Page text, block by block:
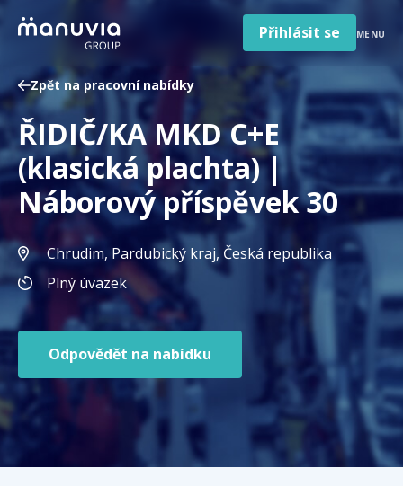
Poradna a články
Pro firmy a zaměstnavatele
O nás
Čeština
Jazyk
Česká republika
Země
/
Přihlásit se MENU
Zpět na pracovní nabídky
ŘIDIČ/KA MKD C+E
(klasická plachta) |
Náborový příspěvek 30
Chrudim, Pardubický kraj, Česká republika
Plný úvazek
Odpovědět na nabídku